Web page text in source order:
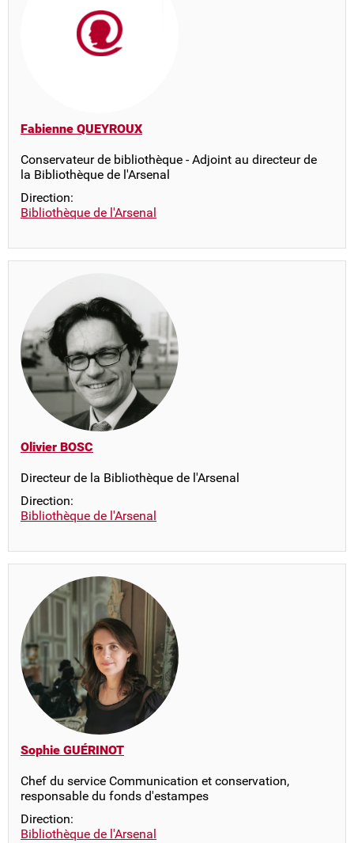
Fabienne QUEYROUX
Conservateur de bibliothèque - Adjoint au directeur de
la Bibliothèque de l'Arsenal
Direction:
Bibliothèque de l'Arsenal
Olivier BOSC
Directeur de la Bibliothèque de l'Arsenal
Direction:
Bibliothèque de l'Arsenal
Sophie GUÉRINOT
Chef du service Communication et conservation,
responsable du fonds d'estampes
Direction:
Bibliothèque de l'Arsenal